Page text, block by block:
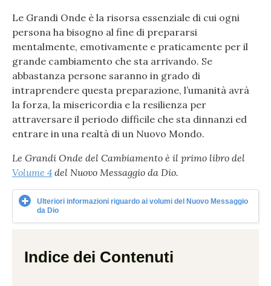
Le Grandi Onde è la risorsa essenziale di cui ogni
persona ha bisogno al fine di prepararsi
mentalmente, emotivamente e praticamente per il
grande cambiamento che sta arrivando. Se
abbastanza persone saranno in grado di
intraprendere questa preparazione, l’umanità avrà
la forza, la misericordia e la resilienza per
attraversare il periodo difficile che sta dinnanzi ed
entrare in una realtà di un Nuovo Mondo.
Le Grandi Onde del Cambiamento è il primo libro del
Volume 4 del Nuovo Messaggio da Dio.
Ulteriori informazioni riguardo ai volumi del Nuovo Messaggio
da Dio
Indice dei Contenuti